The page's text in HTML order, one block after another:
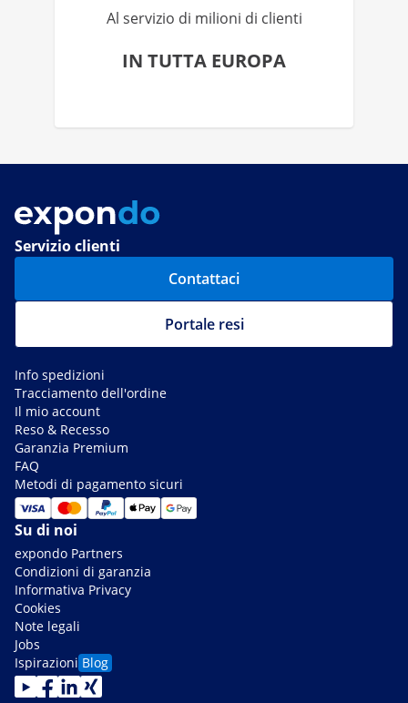
Al servizio di milioni di clienti
IN TUTTA EUROPA
Servizio clienti
Contattaci
Portale resi
Info spedizioni
Tracciamento dell'ordine
Il mio account
Reso & Recesso
Garanzia Premium
FAQ
Metodi di pagamento sicuri
Su di noi
expondo Partners
Condizioni di garanzia
Informativa Privacy
Cookies
Note legali
Jobs
Ispirazioni Blog